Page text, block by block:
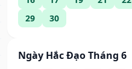
29
30
Ngày Hắc Đạo Tháng 6